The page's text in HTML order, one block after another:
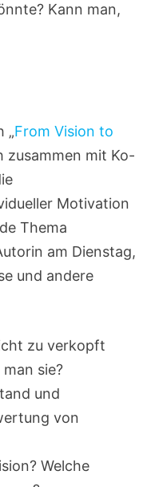
Kann man,
„From Vision to
zusammen mit Ko-
Motivation
Thema
am Dienstag,
und andere
zu verkopft
sie?
und
von
Welche